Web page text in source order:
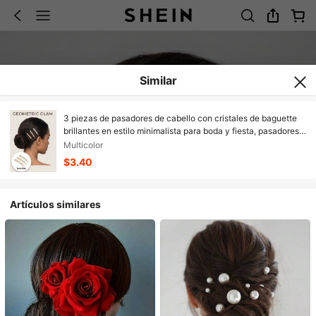
Similar
3 piezas de pasadores de cabello con cristales de baguette
brillantes en estilo minimalista para boda y fiesta, pasadores
de cabello de lujo con circonita cúbica lineal para mujeres en
ocasiones formales, festivales y elegantes
Multicolor
$3.40
Artículos similares